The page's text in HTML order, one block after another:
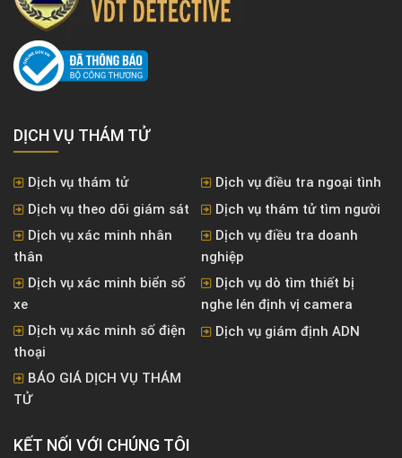
DỊCH VỤ THÁM TỬ
Dịch vụ thám tử
Dịch vụ điều tra ngoại tình
Dịch vụ theo dõi giám sát
Dịch vụ thám tử tìm người
Dịch vụ xác minh nhân
thân
Dịch vụ điều tra doanh
nghiệp
Dịch vụ xác minh biển số
xe
Dịch vụ dò tìm thiết bị
nghe lén định vị camera
Dịch vụ xác minh số điện
thoại
Dịch vụ giám định ADN
BÁO GIÁ DỊCH VỤ THÁM
TỬ
KẾT NỐI VỚI CHÚNG TÔI